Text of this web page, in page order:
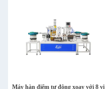
Máy hàn điểm tự động xoay với 8 vị